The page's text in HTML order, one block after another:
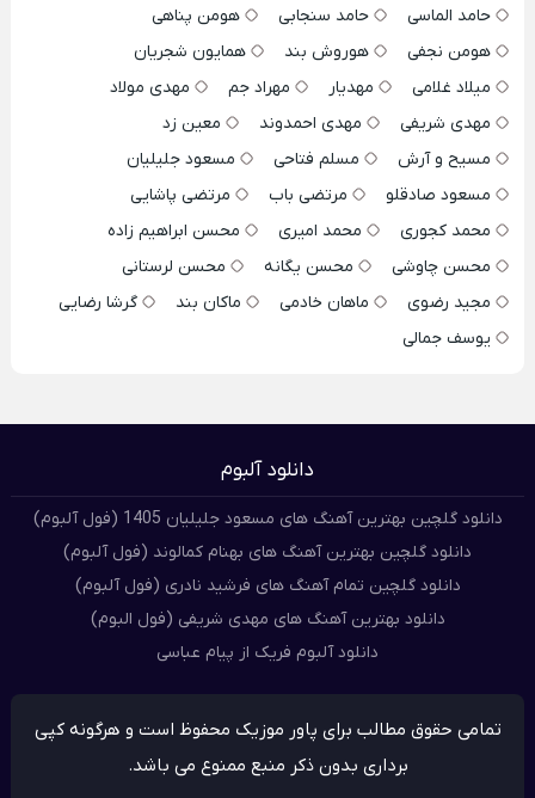
حامد الماسی
حامد سنجابی
هومن پناهی
هومن نجفی
هوروش بند
همایون شجریان
میلاد غلامی
مهدیار مهراد جم
مهدی مولاد
مهدی شریفی
مهدی احمدوند
معین زد
مسیح و آرش
مسلم فتاحی
مسعود جلیلیان
مسعود صادقلو
مرتضی باب
مرتضی پاشایی
محمد کجوری
محمد امیری
محسن ابراهیم زاده
محسن چاوشی
محسن یگانه
محسن لرستانی
مجید رضوی
ماهان خادمی ماکان بند
گرشا رضایی
یوسف جمالی
دانلود آلبوم
دانلود گلچین بهترین آهنگ های مسعود جلیلیان 1405 (فول آلبوم)
دانلود گلچین بهترین آهنگ های بهنام کمالوند (فول آلبوم)
دانلود گلچین تمام آهنگ های فرشید نادری (فول آلبوم)
دانلود بهترین آهنگ های مهدی شریفی (فول البوم)
دانلود آلبوم فریک از پیام عباسی
تمامی حقوق مطالب برای پاور موزیک محفوظ است و هرگونه کپی
برداری بدون ذکر منبع ممنوع می باشد.